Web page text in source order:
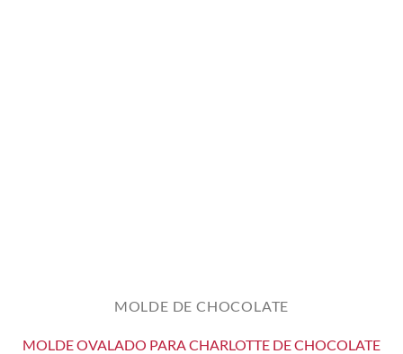
MOLDE DE CHOCOLATE
MOLDE OVALADO PARA CHARLOTTE DE CHOCOLATE